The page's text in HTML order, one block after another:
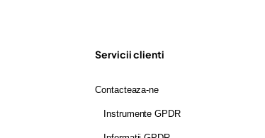
Servicii clienti
Contacteaza-ne
Instrumente GPDR